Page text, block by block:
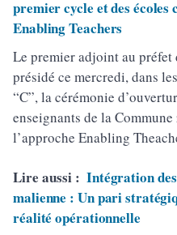
premier cycle et des
Enabling Teachers
Le premier adjoint au préfet
présidé ce mercredi, dans
“C”, la cérémonie
enseignants de la
l’approche Enabling
Lire aussi : Intégration
malienne : Un pari
réalité opérationnelle